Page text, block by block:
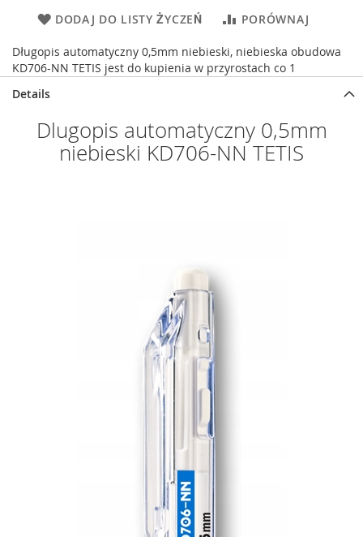
DODAJ DO LISTY ŻYCZEŃ PORÓWNAJ
Długopis automatyczny 0,5mm niebieski, niebieska obudowa
KD706-NN TETIS jest do kupienia w przyrostach co 1
Details
Dlugopis automatyczny 0,5mm
niebieski KD706-NN TETIS